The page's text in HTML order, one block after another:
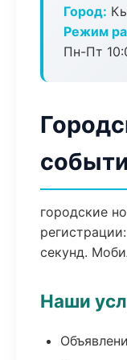
Город:
Режим
Пн-Пт
городские
секунд.
Наши